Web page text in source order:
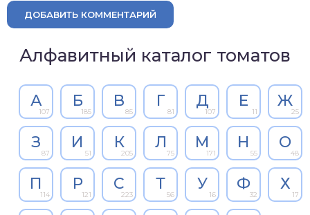
ДОБАВИТЬ КОММЕНТАРИЙ
Алфавитный каталог томатов
А
107
Б
185
В
85
Г
81
Д
107
Е
11
Ж
25
З
87
И
51
К
205
Л
75
М
171
Н
55
О
48
П
114
Р
121
С
223
Т
56
У
16
Ф
32
Х
17